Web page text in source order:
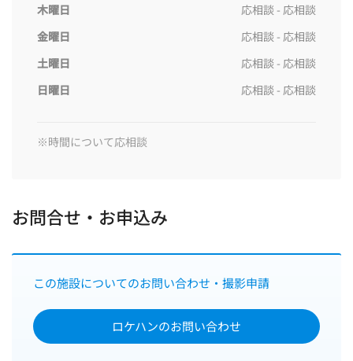
木曜日
応相談 - 応相談
金曜日
応相談 - 応相談
土曜日
応相談 - 応相談
日曜日
応相談 - 応相談
お問合せ・お申込み
この施設についてのお問い合わせ・撮影申請
ロケハンのお問い合わせ